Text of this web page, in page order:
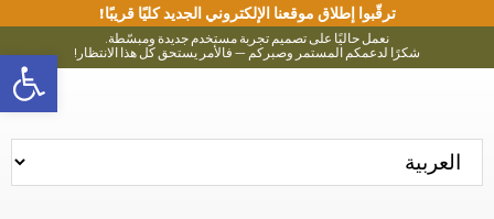
ترقّبوا إطلاق موقعنا الإلكتروني الجديد كليًا قريبًا!
نعمل حاليًا على تصميم تجربة مستخدم جديدة ومبسّطة.
شكرًا لدعمكم المستمر وصبركم — فالأمر يستحق كل هذا الانتظار!